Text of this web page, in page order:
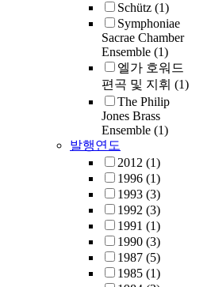
Schütz (1)
Symphoniae
Sacrae Chamber
Ensemble (1)
엘가 호워드
편곡 및 지휘 (1)
The Philip
Jones Brass
Ensemble (1)
발행연도
2012 (1)
1996 (1)
1993 (3)
1992 (3)
1991 (1)
1990 (3)
1987 (5)
1985 (1)